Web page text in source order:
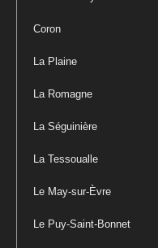
Coron
La Plaine
La Romagne
La Séguinière
La Tessoualle
Le May-sur-Èvre
Le Puy-Saint-Bonnet